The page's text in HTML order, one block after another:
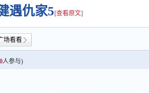
遇仇家5[查看原文]
场看看
0人参与)